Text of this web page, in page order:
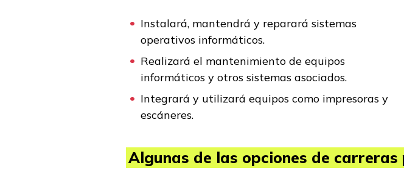
Instalará, mantendrá y reparará sistemas
operativos informáticos.
Realizará el mantenimiento de equipos
informáticos y otros sistemas asociados.
Integrará y utilizará equipos como impresoras y
escáneres.
Algunas de las opciones de